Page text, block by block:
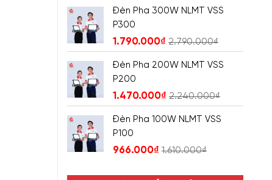
Đèn Pha 300W NLMT VSS
P300
1.790.000₫ 2.790.000₫
Đèn Pha 200W NLMT VSS
P200
1.470.000₫ 2.240.000₫
Đèn Pha 100W NLMT VSS
P100
966.000₫ 1.610.000₫